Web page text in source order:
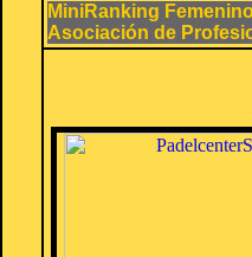
MiniRanking
Asociación de